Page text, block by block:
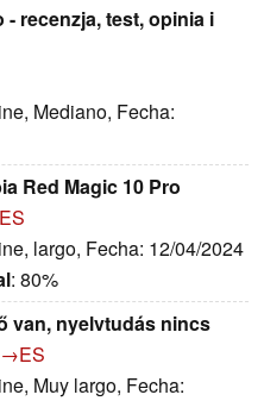
- recenzja, test, opinia i
Mediano, Fecha:
Red Magic 10 Pro
largo, Fecha: 12/04/2024
: 80%
van, nyelvtudás nincs
Muy largo, Fecha: